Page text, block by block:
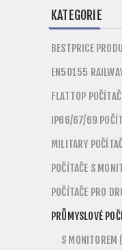
KATEGORIE
BESTPRICE
EN50155
FLATTOP
IP66/67/69
MILITARY
POČÍTAČE S
POČÍTAČE PRO
PRŮMYSLOVÉ
S MONITOREM